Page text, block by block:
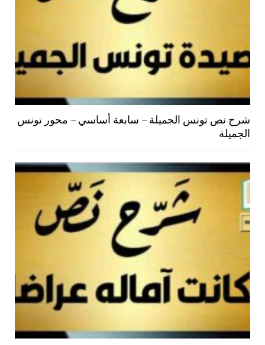
شرح نص تونس الجميلة – سابعة أساسي – محور تونس
الجميلة